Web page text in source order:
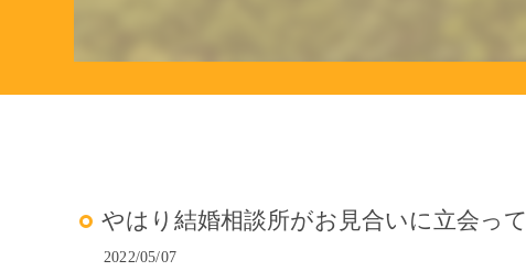
やはり結婚相談所がお見合いに立会っ
2022/05/07